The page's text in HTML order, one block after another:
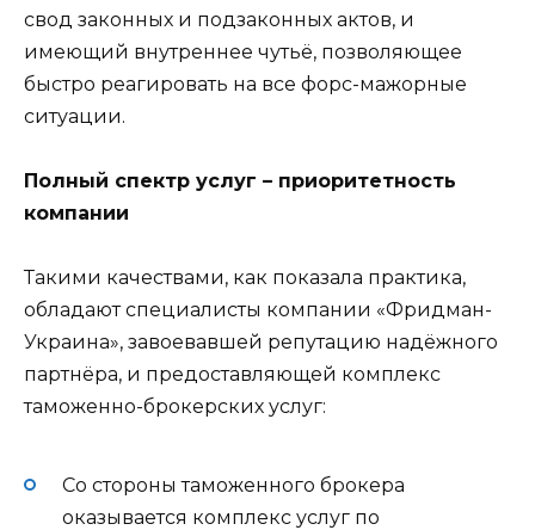
свод законных и подзаконных актов, и
имеющий внутреннее чутьё, позволяющее
быстро реагировать на все форс-мажорные
ситуации.
Полный спектр услуг – приоритетность
компании
Такими качествами, как показала практика,
обладают специалисты компании «Фридман-
Украина», завоевавшей репутацию надёжного
партнёра, и предоставляющей комплекс
таможенно-брокерских услуг:
Со стороны таможенного брокера
оказывается комплекс услуг по